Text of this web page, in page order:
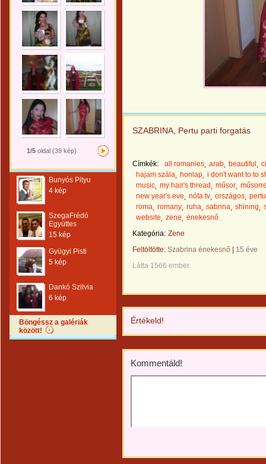
1/5 oldal (39 kép)
Bunyós Pityu
4 kép
SzegaFrédó
Együttes
15 kép
Gyügyi Pisti
5 kép
Dankó Szilvia
6 kép
Böngéssz a galériák
között!
SZABRINA, Pertu parti forgatás
Címkék: all romanies arab beautiful
hajam szála
honlap i don't want to to
music my hair's thread műsor
new year's eve
nóta tv országos
roma romany ruha sabrina shining
website
zene
énekesnő
Kategória: Zene
Feltöltötte: Szabrina énekesnő
15 éve
Látta 1566 ember.
Értékeld!
Kommentáld!